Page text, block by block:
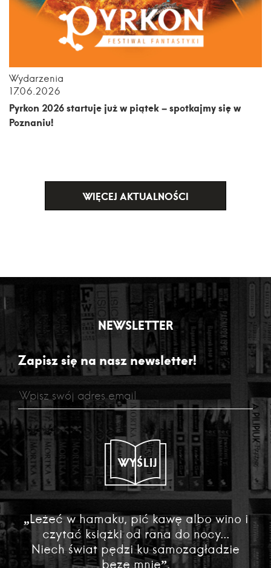
Wydarzenia
17.06.2026
Pyrkon 2026 startuje już w piątek – spotkajmy się w
Poznaniu!
WIĘCEJ AKTUALNOŚCI
NEWSLETTER
Zapisz się na nasz newsletter!
WYŚLIJ
„Leżeć w hamaku, pić kawę albo wino i
czytać książki od rana do nocy...
Niech świat pędzi ku samozagładzie
beze mnie”.